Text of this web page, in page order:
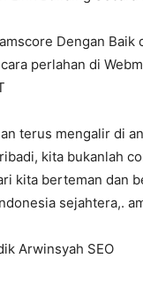
Dengan Baik
perlahan di
terus mengalir di
kita bukanlah
kita berteman dan
sejahtera,.
Arwinsyah SEO